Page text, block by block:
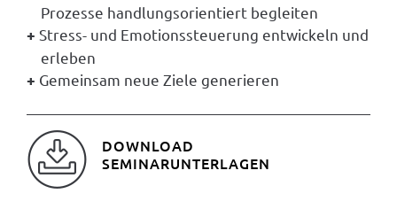
Prozesse handlungsorientiert begleiten
Stress- und Emotionssteuerung entwickeln und
erleben
Gemeinsam neue Ziele generieren
DOWNLOAD
SEMINARUNTERLAGEN